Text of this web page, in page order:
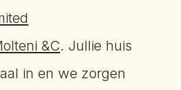
&C. Jullie huis
in en we zorgen